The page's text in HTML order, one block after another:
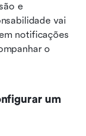
e
vai
notificações
o
um